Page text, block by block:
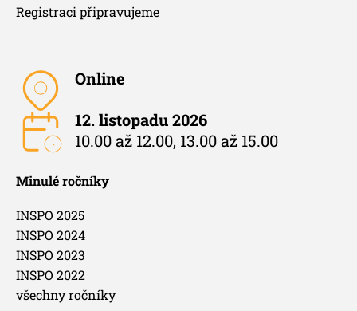
Registraci připravujeme
Online
12. listopadu 2026
10.00 až 12.00, 13.00 až 15.00
Minulé ročníky
INSPO 2025
INSPO 2024
INSPO 2023
INSPO 2022
všechny ročníky